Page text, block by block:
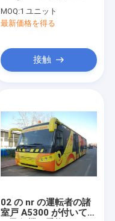
MOQ:1 ユニット
最新価格を得る
接触
02 の nr の運転者の諸
室戸 A5300 が付いてい